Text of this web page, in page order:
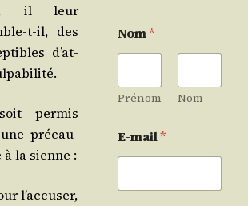
il leur
t-il, des
d’at­
per­mis
pré­cau­
la sienne :
l’ac­cu­ser,
Nom*
Prénom Nom
E-mail*